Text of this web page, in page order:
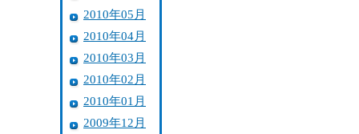
2010年05月
2010年04月
2010年03月
2010年02月
2010年01月
2009年12月